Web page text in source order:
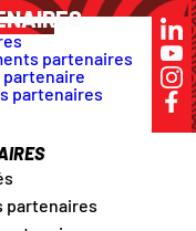
partenaires
partenaire
partenaires
partenaires